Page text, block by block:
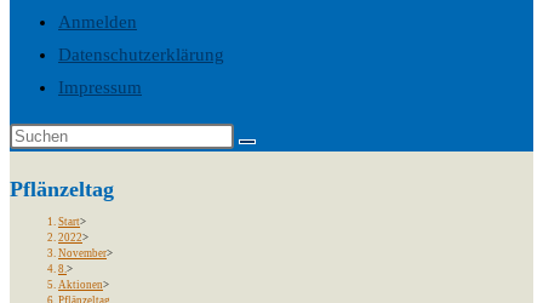
Anmelden
Datenschutzerklärung
Impressum
Pflänzeltag
Start>
2022>
November>
8.>
Aktionen>